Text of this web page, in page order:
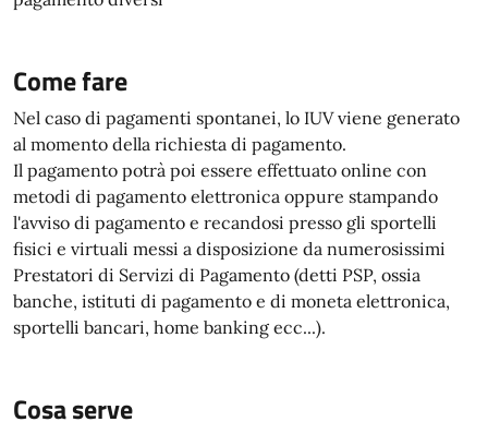
Come fare
Nel caso di pagamenti spontanei, lo IUV viene generato
al momento della richiesta di pagamento.
Il pagamento potrà poi essere effettuato online con
metodi di pagamento elettronica oppure stampando
l'avviso di pagamento e recandosi presso gli sportelli
fisici e virtuali messi a disposizione da numerosissimi
Prestatori di Servizi di Pagamento (detti PSP, ossia
banche, istituti di pagamento e di moneta elettronica,
sportelli bancari, home banking ecc...).
Cosa serve